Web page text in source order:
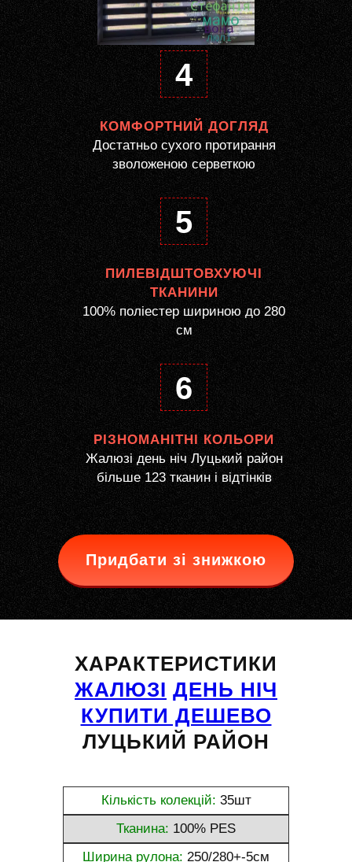
4
КОМФОРТНИЙ ДОГЛЯД
Достатньо сухого протирання
зволоженою серветкою
5
ПИЛЕВІДШТОВХУЮЧІ
ТКАНИНИ
100% поліестер шириною до 280
см
6
РІЗНОМАНІТНІ КОЛЬОРИ
Жалюзі день ніч Луцький район
більше 123 тканин і відтінків
Придбати зі знижкою
ХАРАКТЕРИСТИКИ
ЖАЛЮЗІ ДЕНЬ НІЧ
КУПИТИ ДЕШЕВО
ЛУЦЬКИЙ РАЙОН
Кількість колекцій: 35шт
Тканина: 100% PES
Ширина рулона: 250/280+-5см